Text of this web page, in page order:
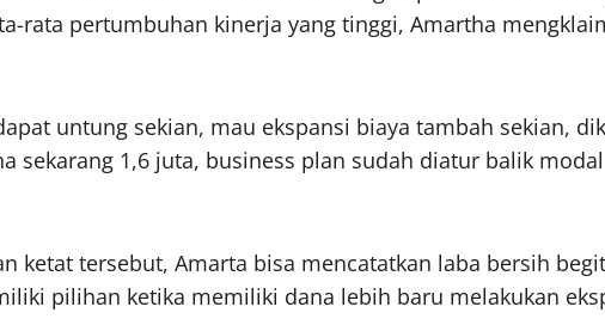
rata pertumbuhan kinerja yang tinggi, Amartha
untung sekian, mau ekspansi biaya tambah sekian,
sekarang 1,6 juta, business plan sudah diatur balik
ketat tersebut, Amarta bisa mencatatkan laba bersih
pilihan ketika memiliki dana lebih baru melakukan